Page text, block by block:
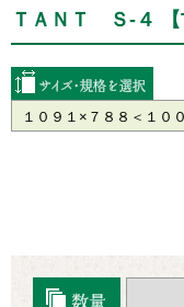
ＴＡＮＴ Ｓ-４ 【